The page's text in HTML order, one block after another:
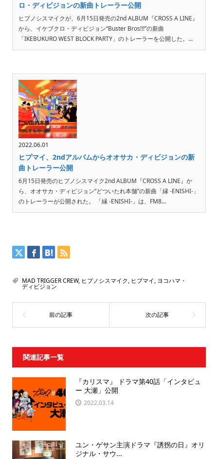
ロ・ディビジョンの新曲トレーラー公開
ヒプノシスマイクが、6月15日発売の2nd ALBUM『CROSS A LINE』
から、イケブクロ・ディビジョン“Buster Bros!!!”の新曲
「IKEBUKURO WEST BLOCK PARTY」のトレーラーを公開した。...
2022.06.01
ヒプマイ、2ndアルバムからオオサカ・ディビジョンの新
曲トレーラー公開
6月15日発売のヒプノシスマイク2nd ALBUM『CROSS A LINE』か
ら、オオサカ・ディビジョン“どついたれ本舗”の新曲「縁 -ENISHI-」
のトレーラーが公開された。 「縁 -ENISHI-」は、FM8...
MAD TRIGGER CREW, ヒプノシスマイク, ヒプマイ, ヨコハマ・
ディビジョン
関連記事一覧
『カリスマ』 ドラマ第40話「インタビュ
ー 大瀬」公開
2022.03.14
ユン・ゲサン主演ドラマ『誘拐の日』オリ
ジナル・サウ...